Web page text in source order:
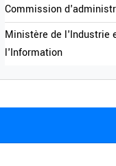
Commission
Ministère de l'Industrie
l'Information